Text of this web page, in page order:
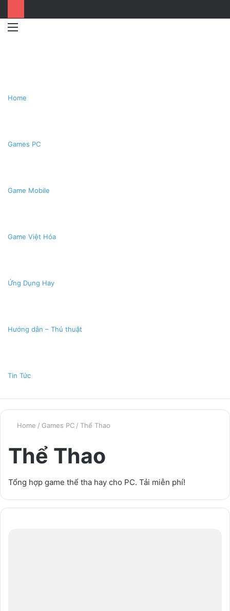
Home
Games PC
Game Mobile
Game Việt Hóa
Ứng Dụng Hay
Hướng dẫn – Thủ thuật
Tin Tức
Home / Games PC / Thể Thao
Thể Thao
Tổng hợp game thể tha hay cho PC. Tải miễn phí!